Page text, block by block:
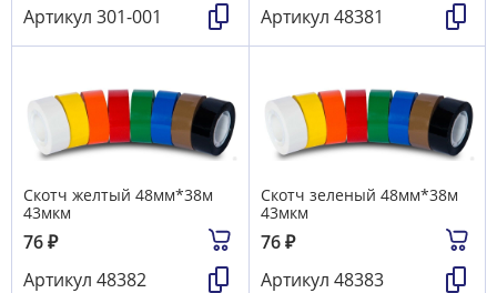
Артикул 301-001
Артикул 48381
Скотч желтый 48мм*38м
43мкм
76₽
Артикул 48382
Скотч зеленый 48мм*38м
43мкм
76₽
Артикул 48383